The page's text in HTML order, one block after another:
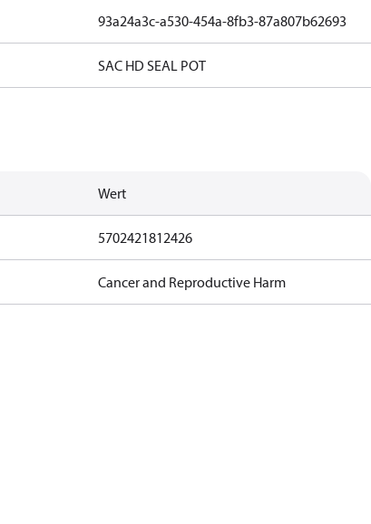
93a24a3c-a530-454a-8fb3-87a807b62693
SAC HD SEAL POT
Wert
5702421812426
Cancer and Reproductive Harm